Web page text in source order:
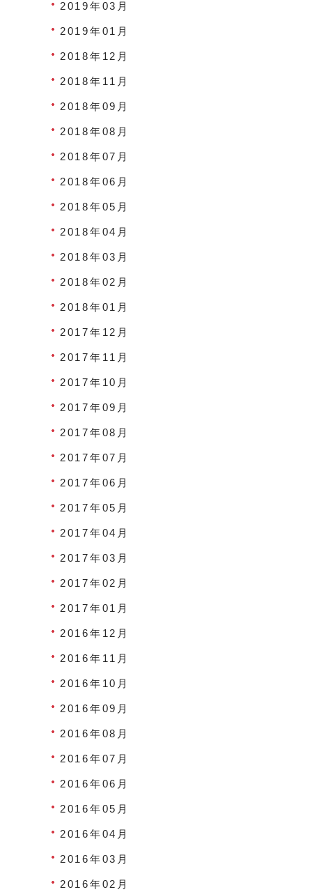
2019年03月
2019年01月
2018年12月
2018年11月
2018年09月
2018年08月
2018年07月
2018年06月
2018年05月
2018年04月
2018年03月
2018年02月
2018年01月
2017年12月
2017年11月
2017年10月
2017年09月
2017年08月
2017年07月
2017年06月
2017年05月
2017年04月
2017年03月
2017年02月
2017年01月
2016年12月
2016年11月
2016年10月
2016年09月
2016年08月
2016年07月
2016年06月
2016年05月
2016年04月
2016年03月
2016年02月